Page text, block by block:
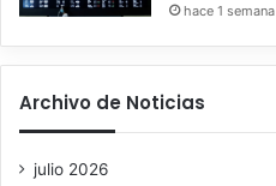
hace 1 semana
Archivo de Noticias
julio 2026